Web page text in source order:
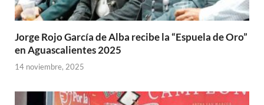
Jorge Rojo García de Alba recibe la “Espuela de Oro”
en Aguascalientes 2025
14 noviembre, 2025